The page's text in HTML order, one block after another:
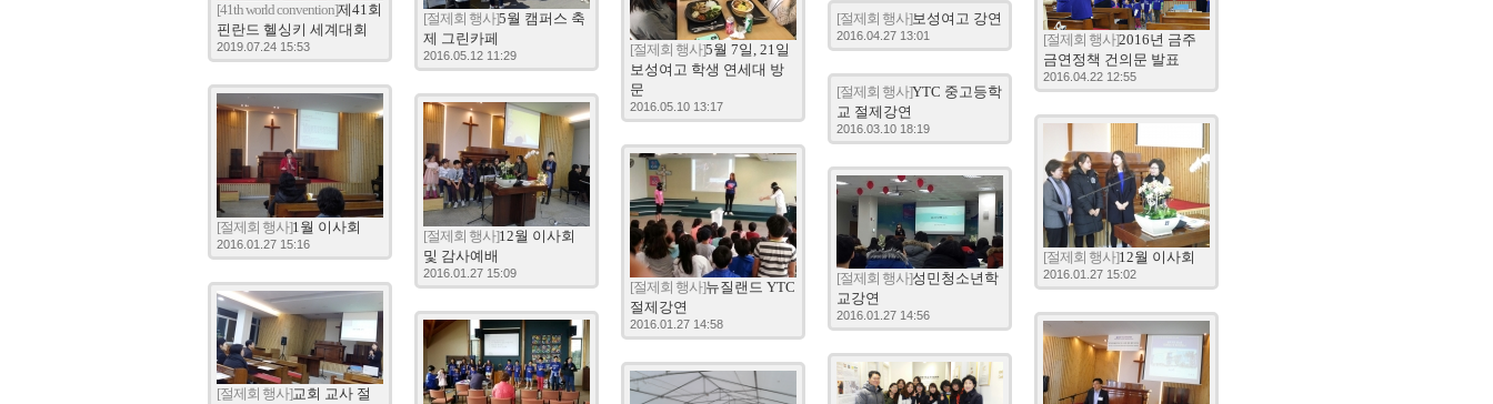
[41th world convention]제41회
핀란드 헬싱키 세계대회
2019.07.24 15:53
[절제회 행사]5월 캠퍼스 축
제 그린카페
2016.05.12 11:29 [절제회 행사]5월 7일, 21일
보성여고 학생 연세대 방
문
2016.05.10 13:17
[절제회 행사]2016년 금주
금연정책 건의문 발표
2016.04.22 12:55
[절제회 행사]보성여고 강연
2016.04.27 13:01
[절제회 행사]YTC 중고등학
교 절제강연
2016.03.10 18:19
[절제회 행사]1월 이사회
2016.01.27 15:16 [절제회 행사]12월 이사회
및 감사예배
2016.01.27 15:09
[절제회 행사]12월 이사회
2016.01.27 15:02
[절제회 행사]뉴질랜드 YTC
절제강연
2016.01.27 14:58
[절제회 행사]성민청소년학
교강연
2016.01.27 14:56
[절제회 행사]교회 교사 절